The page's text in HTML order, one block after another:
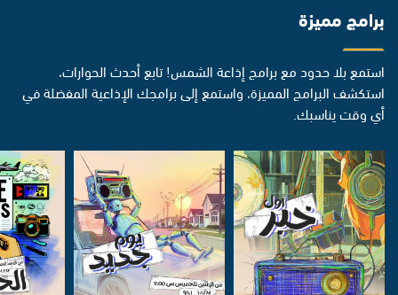
برامج مميزة
استمع بلا حدود مع برامج إذاعة الشمس! تابع أحدث الحوارات،
استكشف البرامج المميزة، واستمع إلى برامجك الإذاعية المفضلة في
أي وقت يناسبك.